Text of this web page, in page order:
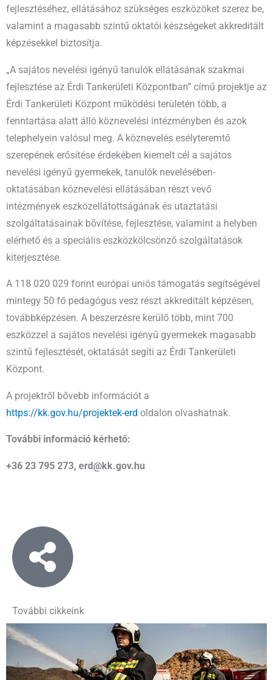
fejlesztéséhez, ellátásához szükséges eszközöket szerez be,
valamint a magasabb szintű oktatói készségeket akkreditált
képzésekkel biztosítja.
„A sajátos nevelési igényű tanulók ellátásának szakmai
fejlesztése az Érdi Tankerületi Központban” című projektje az
Érdi Tankerületi Központ működési területén több, a
fenntartása alatt álló köznevelési intézményben és azok
telephelyein valósul meg. A köznevelés esélyteremtő
szerepének erősítése érdekében kiemelt cél a sajátos
nevelési igényű gyermekek, tanulók nevelésében-
oktatásában köznevelési ellátásában részt vevő
intézmények eszközellátottságának és utaztatási
szolgáltatásainak bővítése, fejlesztése, valamint a helyben
elérhető és a speciális eszközkölcsönző szolgáltatások
kiterjesztése.
A 118 020 029 forint európai uniós támogatás segítségével
mintegy 50 fő pedagógus vesz részt akkreditált képzésen,
továbbképzésen. A beszerzésre kerülő több, mint 700
eszközzel a sajátos nevelési igényű gyermekek magasabb
szintű fejlesztését, oktatását segíti az Érdi Tankerületi
Központ.
A projektről bővebb információt a
https://kk.gov.hu/projektek-erd oldalon olvashatnak.
További információ kérhető:
+36 23 795 273, erd@kk.gov.hu
További cikkeink